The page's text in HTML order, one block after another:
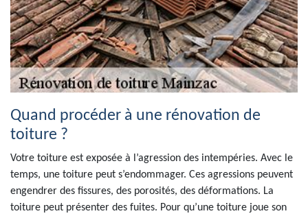
Quand procéder à une rénovation de
toiture ?
Votre toiture est exposée à l’agression des intempéries. Avec le
temps, une toiture peut s’endommager. Ces agressions peuvent
engendrer des fissures, des porosités, des déformations. La
toiture peut présenter des fuites. Pour qu’une toiture joue son